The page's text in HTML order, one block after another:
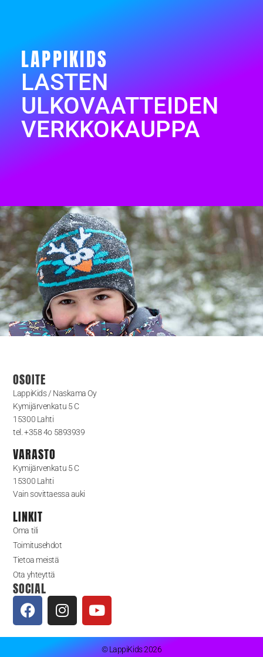
LAPPIKIDS
LASTEN
ULKOVAATTEIDEN
VERKKOKAUPPA
OSOITE
LappiKids / Naskama Oy
Kymijärvenkatu 5 C
15300 Lahti
tel. +358 4o 5893939
VARASTO
Kymijärvenkatu 5 C
15300 Lahti
Vain sovittaessa auki
LINKIT
Oma tili
Toimitusehdot
Tietoa meistä
Ota yhteyttä
SOCIAL
© LappiKids 2026